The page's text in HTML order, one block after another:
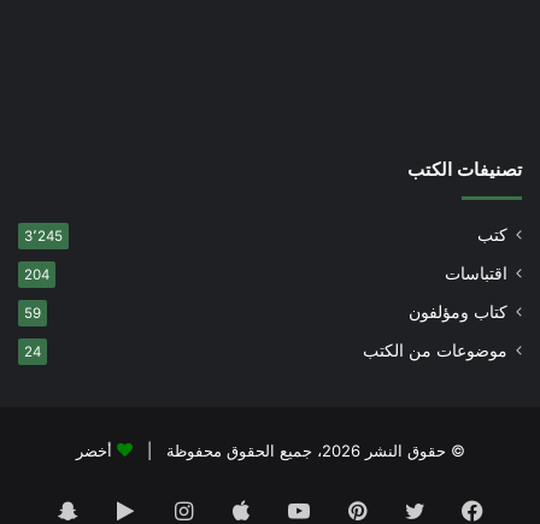
تصنيفات الكتب
كتب 3٬245
اقتباسات 204
كتاب ومؤلفون 59
موضوعات من الكتب 24
© حقوق النشر 2026، جميع الحقوق محفوظة | أخضر
فيسبوك تويتر بينتيريستيوتيوب انستقرام‏Google